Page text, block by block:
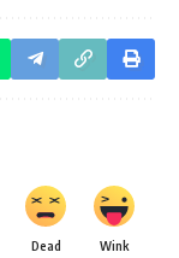
Dead Wink